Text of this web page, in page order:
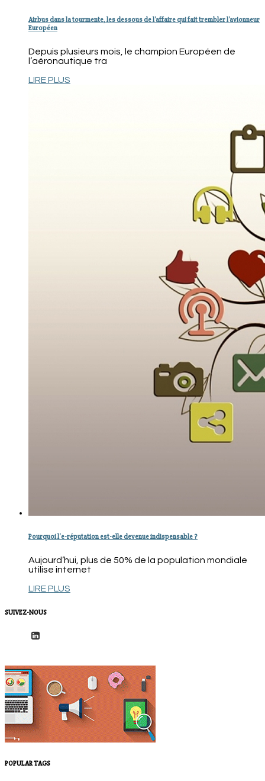
Airbus dans la tourmente, les dessous de l’affaire qui fait trembler l’avionneur
Européen
Depuis plusieurs mois, le champion Européen de
l’aéronautique tra
LIRE PLUS
Pourquoi l’e-réputation est-elle devenue indispensable ?
Aujourd’hui, plus de 50% de la population mondiale
utilise internet
LIRE PLUS
SUIVEZ-NOUS
POPULAR TAGS